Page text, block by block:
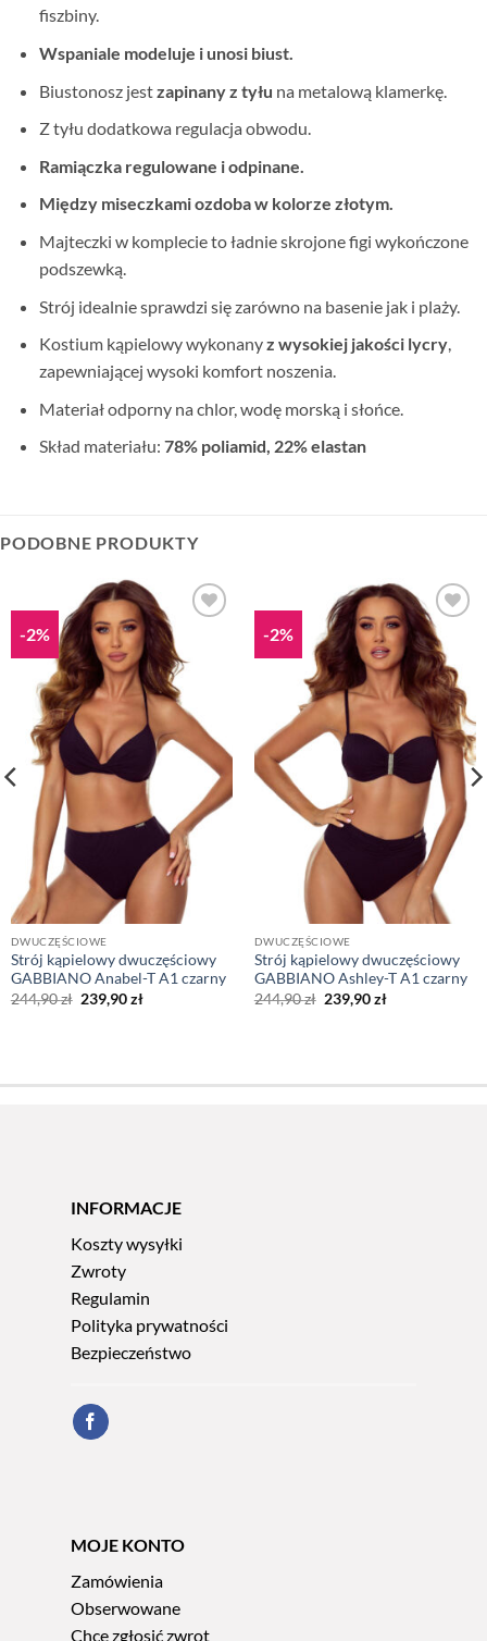
fiszbiny.
Wspaniale modeluje i unosi biust.
Biustonosz jestzapinany z tyłu na metalową klamerkę.
Z tyłu dodatkowa regulacja obwodu.
Ramiączka regulowane i odpinane.
Między miseczkami ozdoba w kolorze złotym.
Majteczki w komplecie to ładnie skrojone figi wykończone
podszewką.
Strój idealnie sprawdzi się zarówno na basenie jak i plaży.
Kostium kąpielowy wykonanyz wysokiej jakości lycry,
zapewniającej wysoki komfort noszenia.
Materiał odporny na chlor, wodę morską i słońce.
Skład materiału: 78% poliamid, 22% elastan
PODOBNE PRODUKTY
-2%
DWUCZĘŚCIOWE
Strój kąpielowy dwuczęściowy
GABBIANO Anabel-T A1 czarny
244,90zł Pierwotna
cena
239,90złAktualna
-2%
DWUCZĘŚCIOWE
Strój kąpielowy dwuczęściowy
GABBIANO Ashley-T A1 czarny
244,90zł Pierwotna
cena
239,90złAktualna
INFORMACJE
Koszty wysyłki
Zwroty
Regulamin
Polityka prywatności
Bezpieczeństwo
MOJE KONTO
Zamówienia
Obserwowane
Chcę zgłosić zwrot